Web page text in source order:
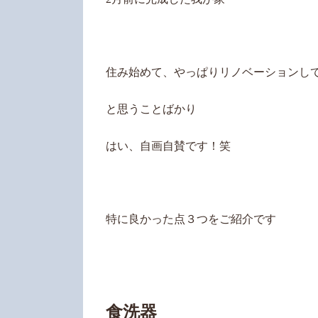
住み始めて、やっぱりリノベーションし
と思うことばかり
はい、自画自賛です！笑
特に良かった点３つをご紹介です
食洗器